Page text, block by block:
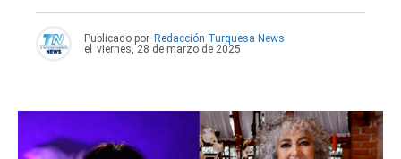
Publicado por Redacción Turquesa News
el viernes, 28 de marzo de 2025